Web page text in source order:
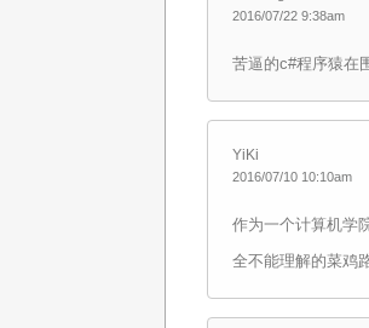
2016/07/22 9:38am
苦逼的c#程序猿在
YiKi
2016/07/10 10:10am
作为一个计算机学
全不能理解的菜鸡